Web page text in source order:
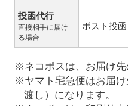
投函代行
直接相手に届け
る場合
ポスト投函
※ネコポスは、お届け先
※ヤマト宅急便はお届
渡し）になります。